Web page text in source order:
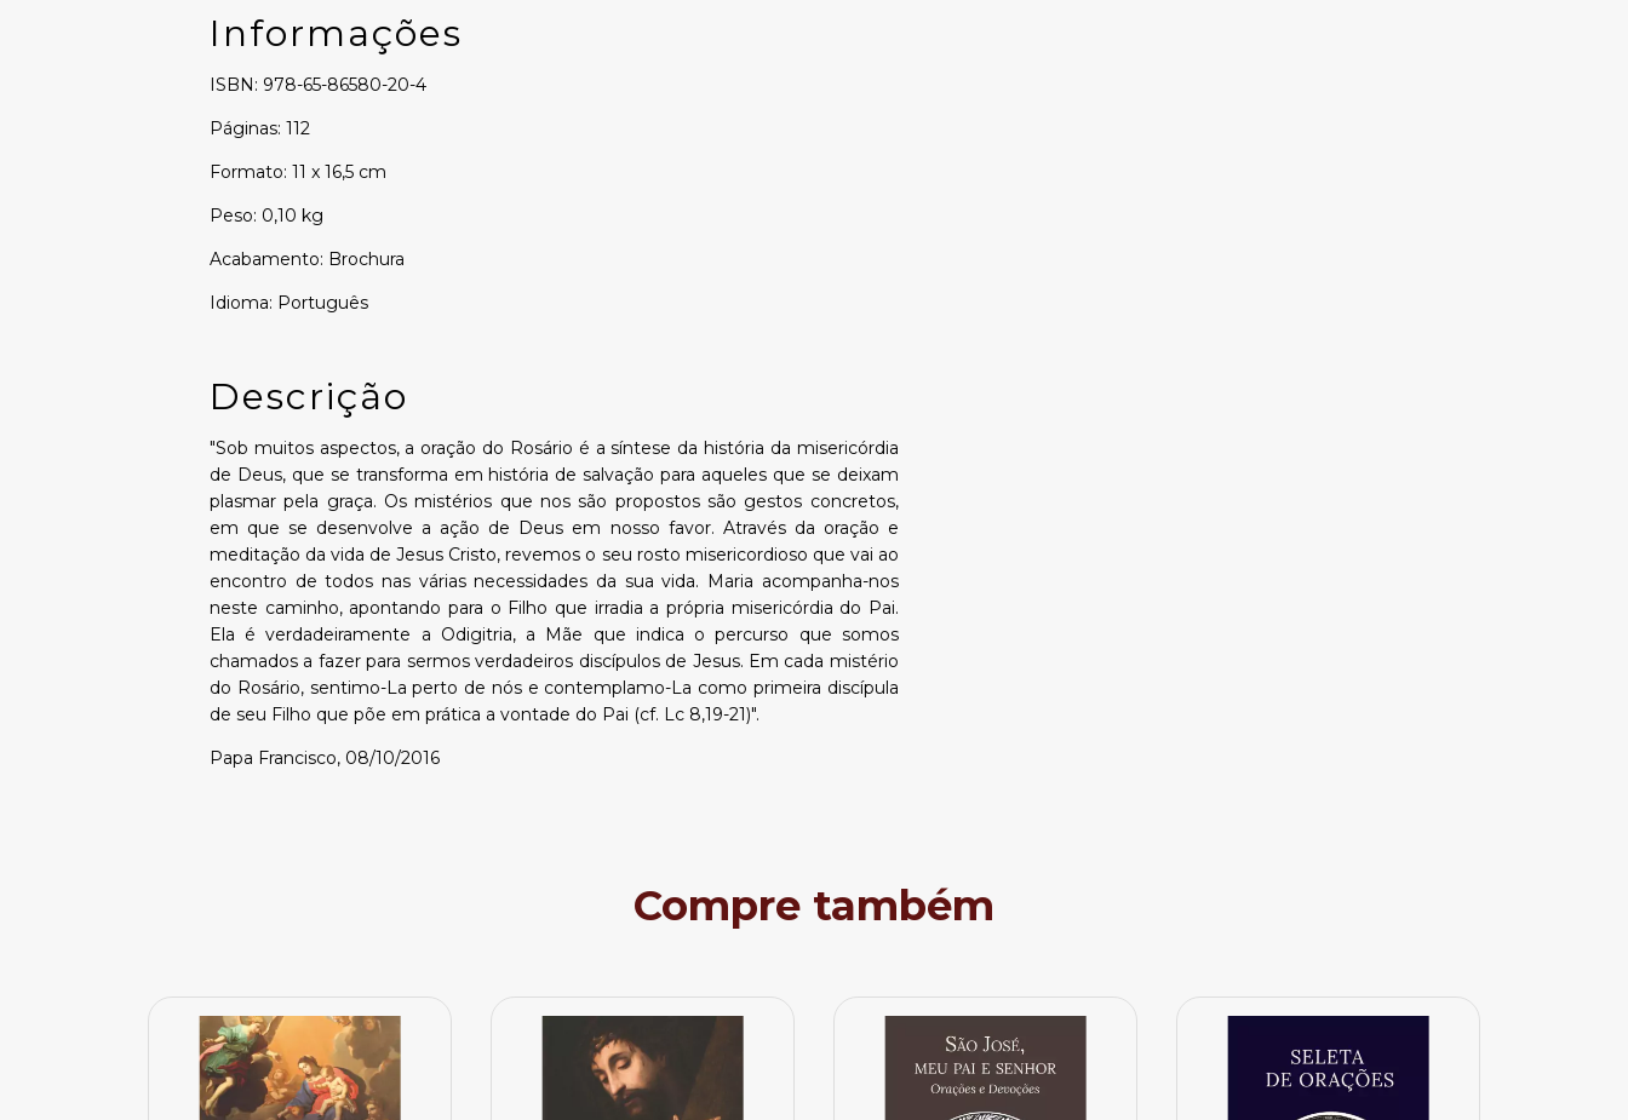
Informações
ISBN: 978-65-86580-20-4
Páginas: 112
Formato: 11 x 16,5 cm
Peso: 0,10 kg
Acabamento: Brochura
Idioma: Português
Descrição
"Sob muitos aspectos, a oração do Rosário é a síntese da história da misericórdia
de Deus, que se transforma em história de salvação para aqueles que se deixam
plasmar pela graça. Os mistérios que nos são propostos são gestos concretos,
em que se desenvolve a ação de Deus em nosso favor. Através da oração e
meditação da vida de Jesus Cristo, revemos o seu rosto misericordioso que vai ao
encontro de todos nas várias necessidades da sua vida. Maria acompanha-nos
neste caminho, apontando para o Filho que irradia a própria misericórdia do Pai.
Ela é verdadeiramente a Odigitria, a Mãe que indica o percurso que somos
chamados a fazer para sermos verdadeiros discípulos de Jesus. Em cada mistério
do Rosário, sentimo-La perto de nós e contemplamo-La como primeira discípula
de seu Filho que põe em prática a vontade do Pai (cf. Lc 8,19-21)".
Papa Francisco, 08/10/2016
Compre também